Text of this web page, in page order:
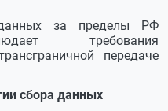
за пределы РФ
требования
передаче
сбора данных